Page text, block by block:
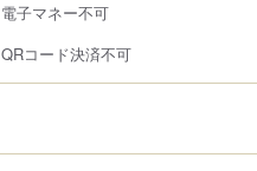
電子マネー不可
QRコード決済不可